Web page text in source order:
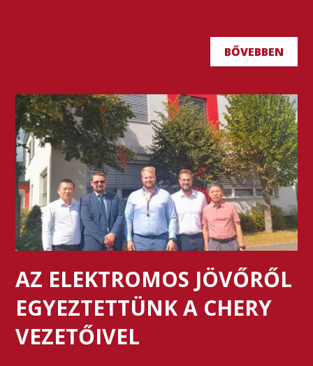
BŐVEBBEN
AZ ELEKTROMOS JÖVŐRŐL
EGYEZTETTÜNK A CHERY
VEZETŐIVEL